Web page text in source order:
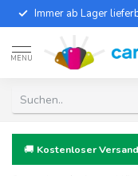
Immer ab Lager
MENU
🚚 Kostenloser Versand